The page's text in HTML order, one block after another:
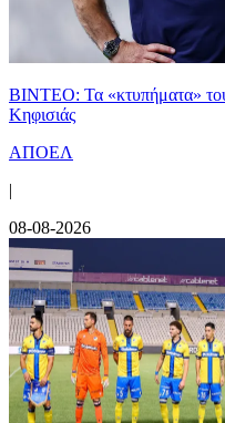
ΒΙΝΤΕΟ: Τα «κτυπήματα»
Κηφισιάς
ΑΠΟΕΛ
|
08-08-2026